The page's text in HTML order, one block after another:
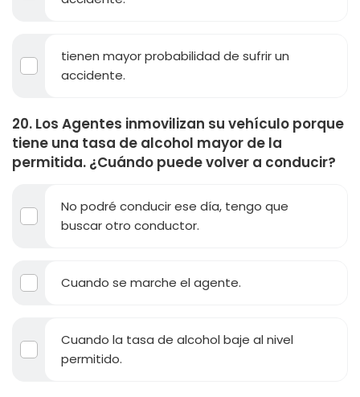
tienen mayor probabilidad de sufrir un
accidente.
20. Los Agentes inmovilizan su vehículo porque
tiene una tasa de alcohol mayor de la
permitida. ¿Cuándo puede volver a conducir?
No podré conducir ese día, tengo que
buscar otro conductor.
Cuando se marche el agente.
Cuando la tasa de alcohol baje al nivel
permitido.